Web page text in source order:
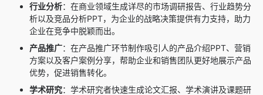
行业分析：在商业领域生成详尽的市场调研报告、行业趋势分
析以及竞品分析PPT，为企业的战略决策提供有力支持，助力
企业在竞争中脱颖而出。
产品推广：在产品推广环节制作吸引人的产品介绍PPT、营销
方案以及客户案例分享，帮助企业和销售团队更好地展示产品
优势，促进销售转化。
学术研究：学术研究者快速生成论文汇报、学术演讲及课题研